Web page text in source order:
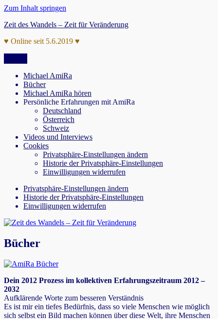
Zum Inhalt springen
Zeit des Wandels – Zeit für Veränderung
♥ Online seit 5.6.2019 ♥
Michael AmiRa
Bücher
Michael AmiRa hören
Persönliche Erfahrungen mit AmiRa
Deutschland
Österreich
Schweiz
Videos und Interviews
Cookies
Privatsphäre-Einstellungen ändern
Historie der Privatsphäre-Einstellungen
Einwilligungen widerrufen
Privatsphäre-Einstellungen ändern
Historie der Privatsphäre-Einstellungen
Einwilligungen widerrufen
Bücher
Dein 2012 Prozess im kollektiven Erfahrungszeitraum 2012 –
2032
Aufklärende Worte zum besseren Verständnis
Es ist mir ein tiefes Bedürfnis, dass so viele Menschen wie möglich
sich selbst ein Bild machen können über diese Welt, ihre Menschen